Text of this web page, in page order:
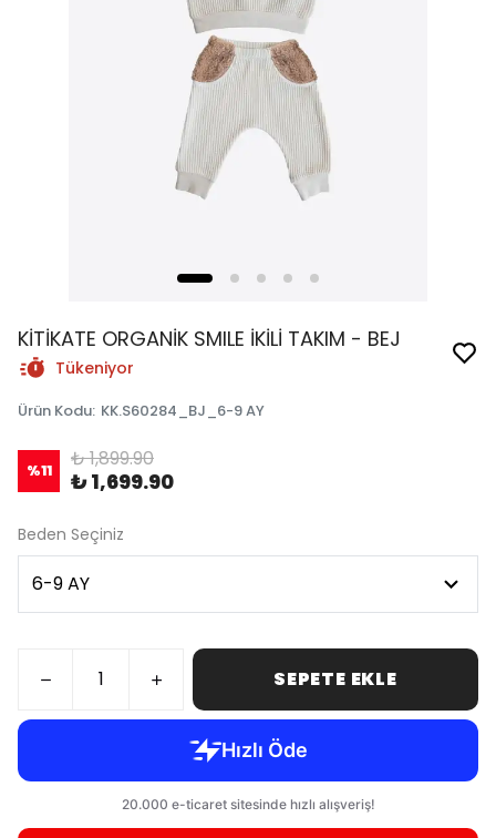
KİTİKATE ORGANİK SMILE İKİLİ TAKIM - BEJ
Tükeniyor
Ürün Kodu: KK.S60284_BJ_6-9 AY
%11 ₺ 1,899.90
₺ 1,699.90
Beden Seçiniz
SEPETE EKLE